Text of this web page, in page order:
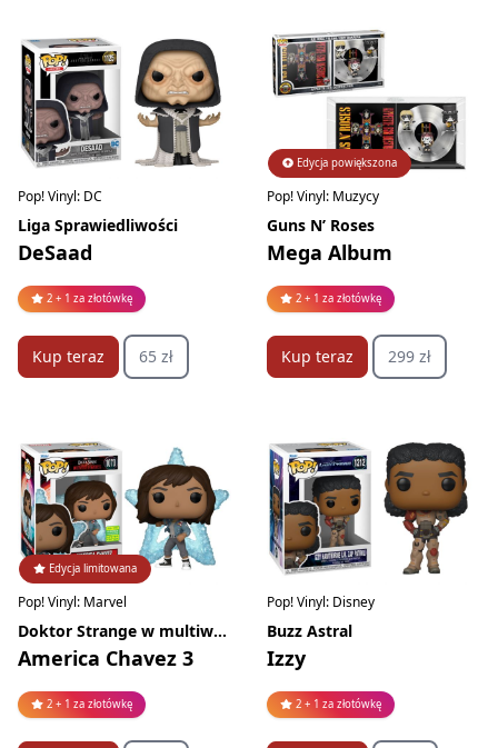
Pop! Vinyl: DC
Liga Sprawiedliwości
DeSaad
2 + 1 za złotówkę
Kup teraz 65 zł
Edycja powiększona
Pop! Vinyl: Muzycy
Guns N’ Roses
Mega Album
2 + 1 za złotówkę
Kup teraz 299 zł
Edycja limitowana
Pop! Vinyl: Marvel
Doktor Strange w multiwersum obłędu
America Chavez 3
2 + 1 za złotówkę
Pop! Vinyl: Disney
Buzz Astral
Izzy
2 + 1 za złotówkę